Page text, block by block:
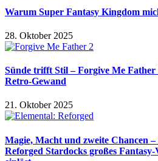
Warum Super Fantasy Kingdom
28. Oktober 2025
Sünde trifft Stil – Forgive Me
Retro-Gewand
21. Oktober 2025
Magie, Macht und zweite Chancen
Reforged Stardocks großes